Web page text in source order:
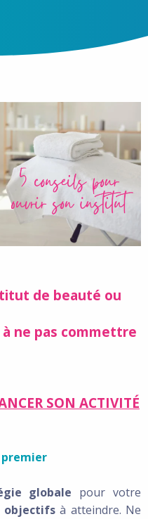
de beauté ou
ne pas commettre
SON ACTIVITÉ
globale pour votre
objectifs à atteindre. Ne